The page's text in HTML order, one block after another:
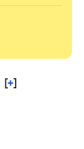
[+]